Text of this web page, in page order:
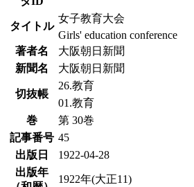
タイトル
女子教育大会
Girls' education conference
著者名
大阪朝日新聞
新聞名
大阪朝日新聞
切抜帳
26.教育
01.教育
巻
第 30巻
記事番号 45
出版日
1922-04-28
出版年
1922年(大正11)